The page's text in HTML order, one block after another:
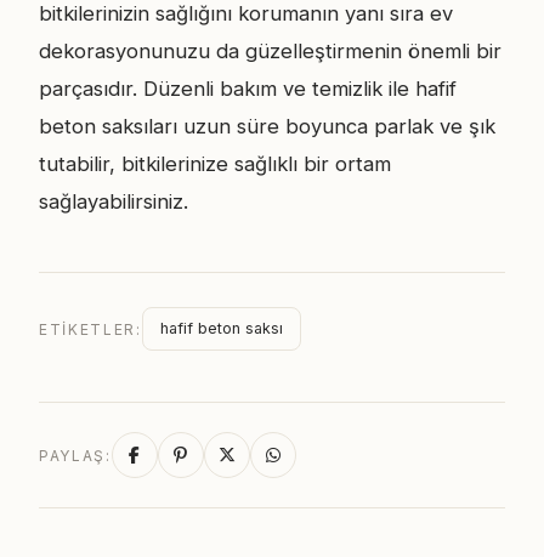
bitkilerinizin sağlığını korumanın yanı sıra ev
dekorasyonunuzu da güzelleştirmenin önemli bir
parçasıdır. Düzenli bakım ve temizlik ile hafif
beton saksıları uzun süre boyunca parlak ve şık
tutabilir, bitkilerinize sağlıklı bir ortam
sağlayabilirsiniz.
ETIKETLER: hafif beton saksı
PAYLAŞ: